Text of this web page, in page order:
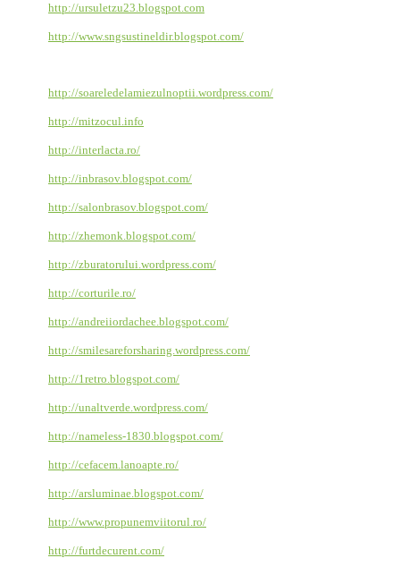
http://ursuletzu23.blogspot.com
http://www.sngsustineldir.blogspot.com/
http://soareledelamiezulnoptii.wordpress.com/
http://mitzocul.info
http://interlacta.ro/
http://inbrasov.blogspot.com/
http://salonbrasov.blogspot.com/
http://zhemonk.blogspot.com/
http://zburatorului.wordpress.com/
http://corturile.ro/
http://andreiiordachee.blogspot.com/
http://smilesareforsharing.wordpress.com/
http://1retro.blogspot.com/
http://unaltverde.wordpress.com/
http://nameless-1830.blogspot.com/
http://cefacem.lanoapte.ro/
http://arsluminae.blogspot.com/
http://www.propunemviitorul.ro/
http://furtdecurent.com/